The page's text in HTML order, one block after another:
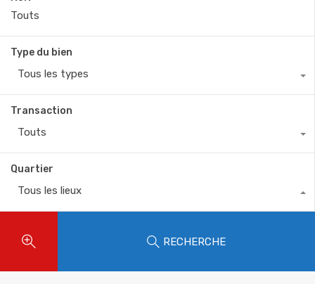
Type du bien
Tous les types
Transaction
Touts
Quartier
Tous les lieux
RECHERCHE